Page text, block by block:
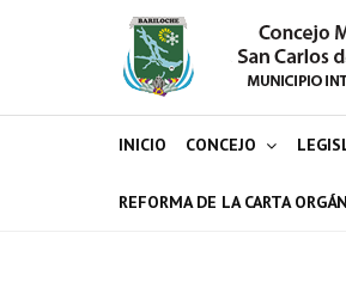
INICIO CONCEJO
REFORMA DE LA CARTA